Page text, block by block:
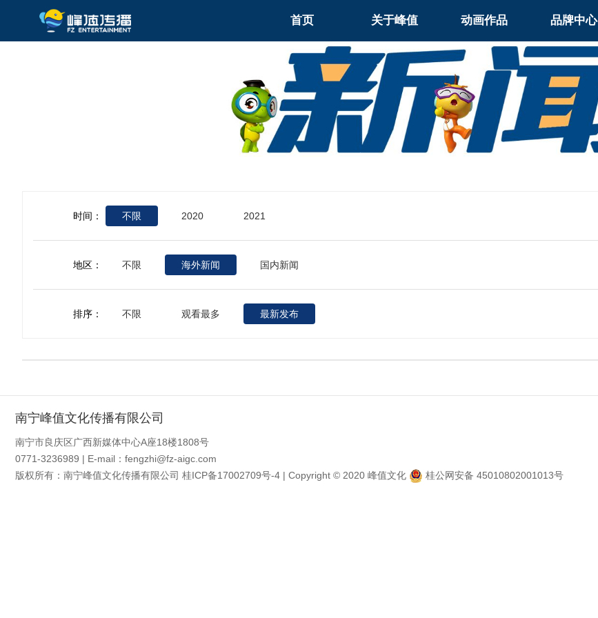
首页 关于峰值 动画作品 品牌中心
时间： 不限 2020 2021
地区： 不限 海外新闻 国内新闻
排序： 不限 观看最多 最新发布
南宁峰值文化传播有限公司
南宁市良庆区广西新媒体中心A座18楼1808号
0771-3236989 | E-mail：fengzhi@fz-aigc.com
版权所有：南宁峰值文化传播有限公司 桂ICP备17002709号-4 | Copyright © 2020 峰值文化 桂公网安备 45010802001013号